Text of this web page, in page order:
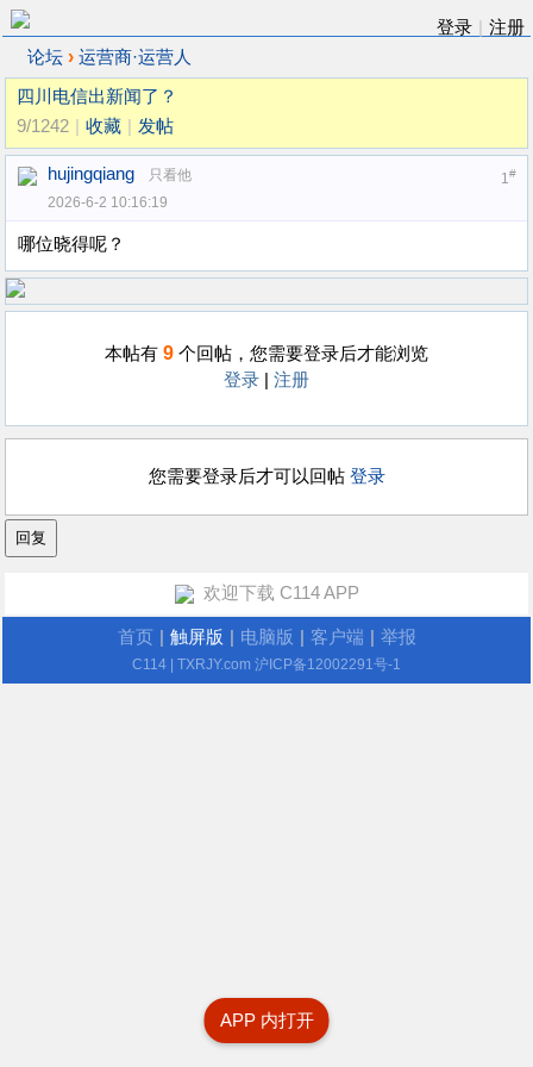
登录
注册
论坛 › 运营商·运营人
四川电信出新闻了？
9/1242
收藏 发帖
1#
hujingqiang
只看他
2026-6-2 10:16:19
哪位晓得呢？
本帖有 9 个回帖，您需要登录后才能浏览
登录
注册
您需要登录后才可以回帖 登录
APP 内打开
欢迎下载 C114 APP
首页 触屏版 电脑版 客户端 举报
C114 | TXRJY.com 沪ICP备12002291号-1